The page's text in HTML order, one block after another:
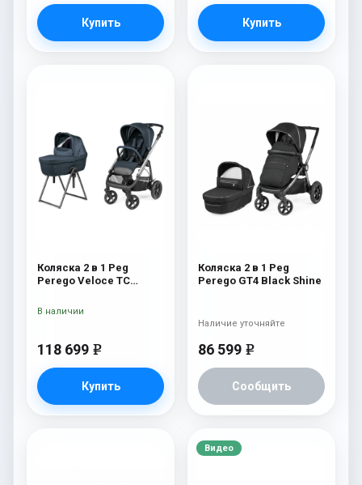
Купить Купить
Коляска 2 в 1 Peg
Perego Veloce TC
118 699 e
Купить
В наличии
Коляска 2 в 1 Peg
Perego GT4 Black Shine
86 599 e
Сообщить
Наличие уточняйте
Видео